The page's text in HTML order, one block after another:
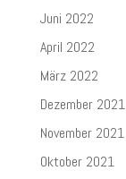
Juni 2022
April 2022
März 2022
Dezember 2021
November 2021
Oktober 2021